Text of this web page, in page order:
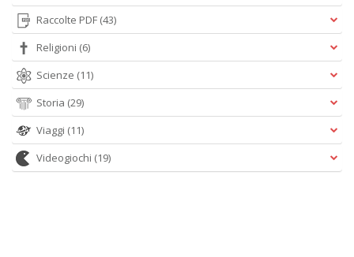
Raccolte PDF (43)
Religioni (6)
Scienze (11)
Storia (29)
Viaggi (11)
Videogiochi (19)